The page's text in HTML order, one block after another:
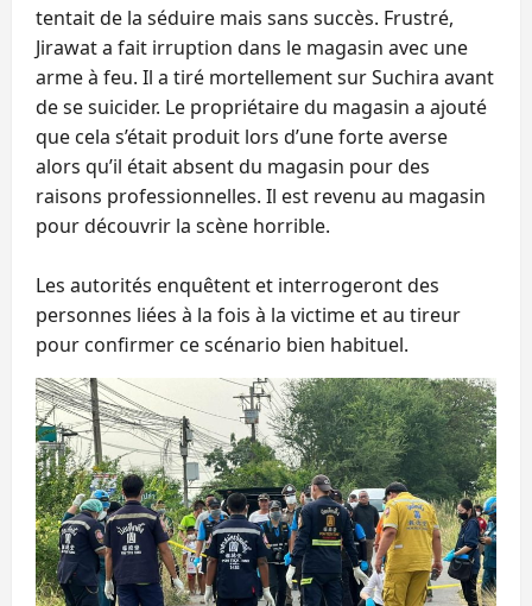
tentait de la séduire mais sans succès. Frustré,
Jirawat a fait irruption dans le magasin avec une
arme à feu. Il a tiré mortellement sur Suchira avant
de se suicider. Le propriétaire du magasin a ajouté
que cela s’était produit lors d’une forte averse
alors qu’il était absent du magasin pour des
raisons professionnelles. Il est revenu au magasin
pour découvrir la scène horrible.
Les autorités enquêtent et interrogeront des
personnes liées à la fois à la victime et au tireur
pour confirmer ce scénario bien habituel.